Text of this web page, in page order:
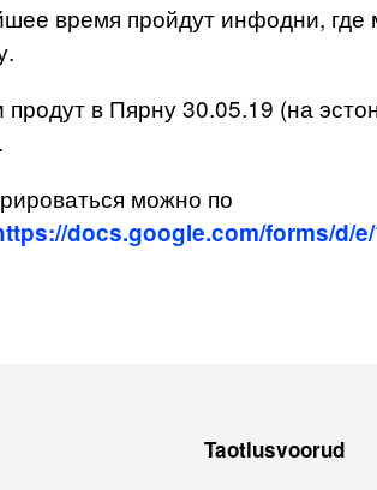
время пройдут инфодни,
в Пярну 30.05.19 (на
можно по
docs.google.com/forms/d/
Taotlusvoorud